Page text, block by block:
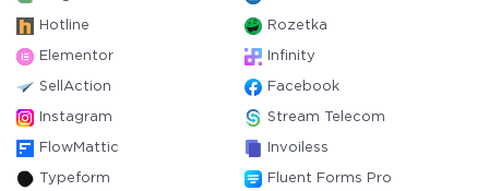
Hotline Rozetka
Elementor Infinity
SellAction Facebook
Instagram Stream Telecom
FlowMattic Invoiless
Typeform Fluent Forms Pro